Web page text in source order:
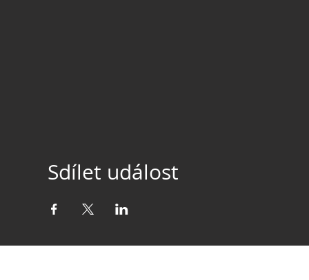
Sdílet událost